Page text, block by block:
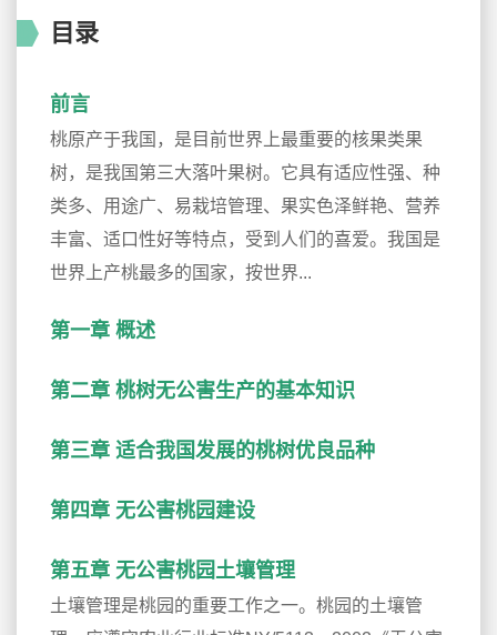
目录
前言
桃原产于我国，是目前世界上最重要的核果类果
树，是我国第三大落叶果树。它具有适应性强、种
类多、用途广、易栽培管理、果实色泽鲜艳、营养
丰富、适口性好等特点，受到人们的喜爱。我国是
世界上产桃最多的国家，按世界...
第一章 概述
第二章 桃树无公害生产的基本知识
第三章 适合我国发展的桃树优良品种
第四章 无公害桃园建设
第五章 无公害桃园土壤管理
土壤管理是桃园的重要工作之一。桃园的土壤管